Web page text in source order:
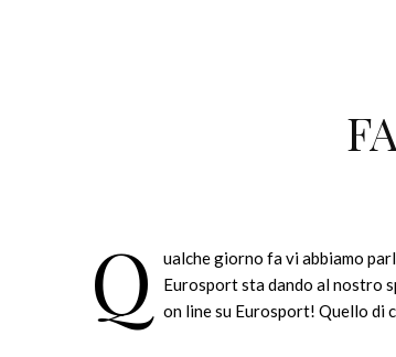
Q
ualche giorno fa vi abbiamo
Eurosport sta dando al nostro
on line su Eurosport! Quello di